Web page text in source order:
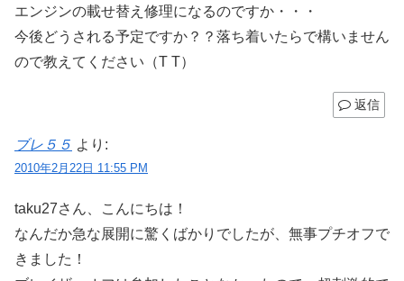
エンジンの載せ替え修理になるのですか・・・
今後どうされる予定ですか？？落ち着いたらで構いません
ので教えてください（T T）
返信
ブレ５５ より:
2010年2月22日 11:55 PM
taku27さん、こんにちは！
なんだか急な展開に驚くばかりでしたが、無事プチオフで
きました！